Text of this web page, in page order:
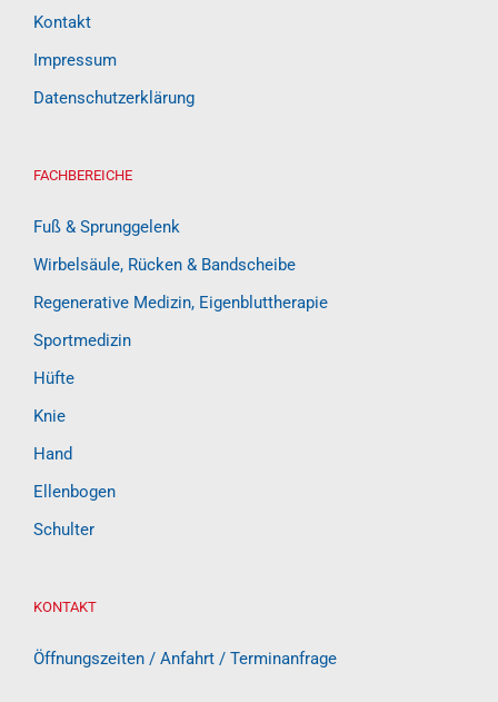
Kontakt
Impressum
Datenschutzerklärung
FACHBEREICHE
Fuß & Sprunggelenk
Wirbelsäule, Rücken & Bandscheibe
Regenerative Medizin, Eigenbluttherapie
Sportmedizin
Hüfte
Knie
Hand
Ellenbogen
Schulter
KONTAKT
Öffnungszeiten / Anfahrt / Terminanfrage